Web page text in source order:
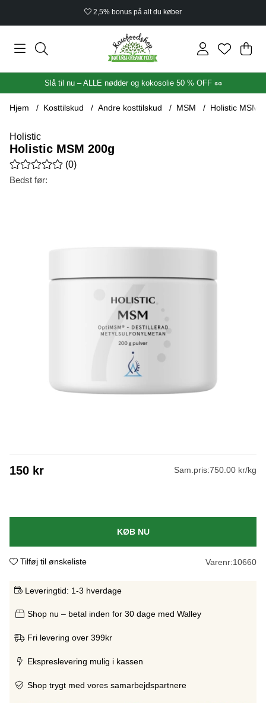
2,5% bonus på alt du køber
.
Slå til nu – ALLE nødder og kokosolie 50 % OFF 🥜
Hjem Kosttilskud Andre kosttilskud MSM Holistic MSM
Holistic
Holistic MSM 200g
Gennemsnitlig vurdering 0 ud af 5 Antal vurderinger 0
(0)
Bedst før:
150 kr Sam.pris:750.00 kr/kg
KØB NU
Tilføj til ønskeliste Varenr:10660
Leveringtid: 1-3 hverdage
Shop nu – betal inden for 30 dage med Walley
Fri levering over 399kr
Ekspreslevering mulig i kassen
Shop trygt med vores samarbejdspartnere